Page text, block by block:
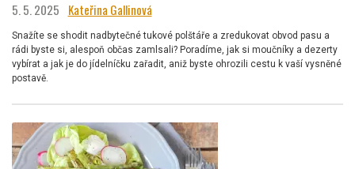
5. 5. 2025 Kateřina Gallinová
Snažíte se shodit nadbytečné tukové polštáře a zredukovat obvod pasu a
rádi byste si, alespoň občas zamlsali? Poradíme, jak si moučníky a dezerty
vybírat a jak je do jídelníčku zařadit, aniž byste ohrozili cestu k vaší vysněné
postavě.